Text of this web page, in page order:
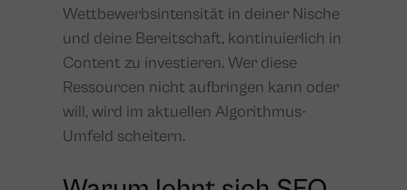
Wettbewerbsintensität in deiner Nische
und deine Bereitschaft, kontinuierlich in
Content zu investieren. Wer diese
Ressourcen nicht aufbringen kann oder
will, wird im aktuellen Algorithmus-
Umfeld scheitern.